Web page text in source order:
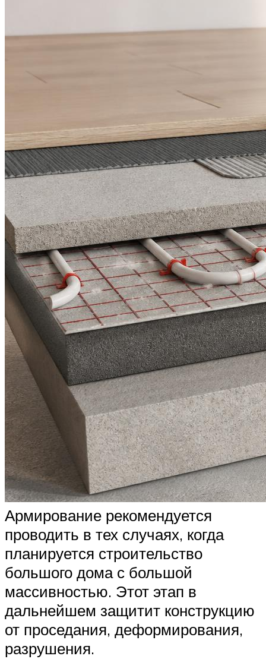
Армирование рекомендуется
проводить в тех случаях, когда
планируется строительство
большого дома с большой
массивностью. Этот этап в
дальнейшем защитит конструкцию
от проседания, деформирования,
разрушения.